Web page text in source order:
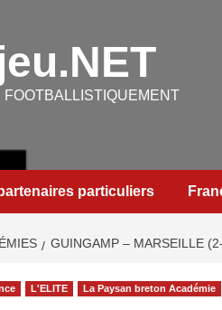
FOOTBALLISTIQUEMENT
particuliers
GUINGAMP – MARSEILLE
L'ELITE La Paysan breton Académie